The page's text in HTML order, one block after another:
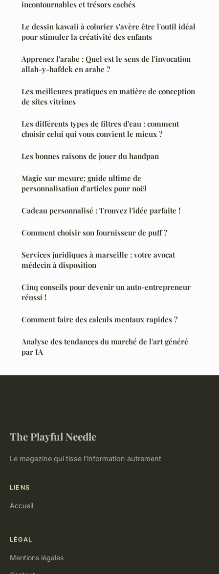
incontournables et trésors cachés
Le dessin kawaii à colorier s'avère être l'outil idéal
pour stimuler la créativité des enfants
Apprenez l'arabe : Quel est le sens de l'invocation
allah-y-hafdek en arabe ?
Les meilleures pratiques en matière de conception
de sites vitrines
Les différents types de filtres d'eau : comment
choisir celui qui vous convient le mieux ?
Les bonnes raisons de jouer du handpan
Magie sur mesure: guide ultime de
personnalisation d'articles pour noël
Cadeau personnalisé : Trouvez l'idée parfaite !
Comment choisir son fournisseur de puff ?
Services juridiques à marseille : votre avocat
médecin à disposition
Cinq conseils pour devenir un auto-entrepreneur
réussi !
Comment faire des calculs mentaux rapides ?
Analyse des tendances du marché de l'art généré
par IA
The Playful Needle
Le magazine qui tisse l'information autrement
LIENS
Accueil
LÉGAL
Mentions légales